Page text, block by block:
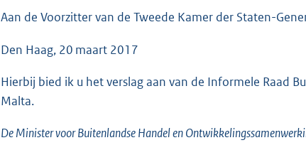
t
4
Aan de Voorzitter van de Tweede Kamer der Staten-
Den Haag, 20 maart 2017
Hierbij bied ik u het verslag aan van de Informele Raad
Malta.
De Minister voor Buitenlandse Handel en